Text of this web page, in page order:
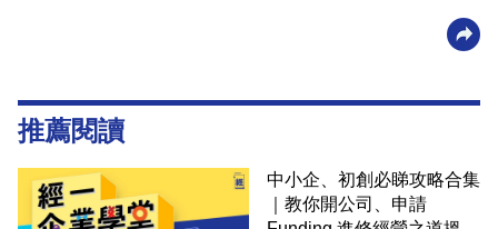
推薦閱讀
中小企、初創必睇攻略合集
｜教你開公司、申請